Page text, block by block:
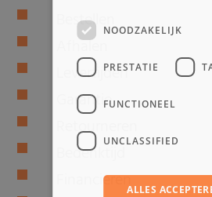
Bestellen
Afhalen
Levertijden
Garantie
Retourneren
Bedenktijd
Financieren
NOODZAKELIJK
PRESTATIE
FUNCTIONEEL
UNCLASSIFIED
ALLES